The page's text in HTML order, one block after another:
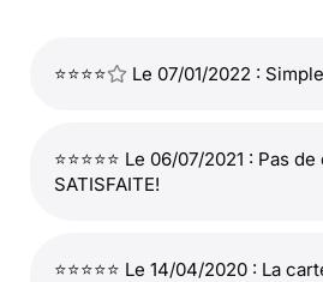
⭐⭐⭐⭐ Le 07/01/2022 :
⭐⭐⭐⭐⭐ Le 06/07/2021 : Pas
SATISFAITE!
⭐⭐⭐⭐⭐ Le 14/04/2020 : La